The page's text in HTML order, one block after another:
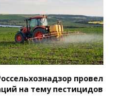
провел
на тему пестицидов